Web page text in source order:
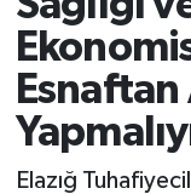
Esnaftan
Elazığ
Dünya
Eğitim
Ekonomi
Tüm
Son Dakika
Haber Arşivi